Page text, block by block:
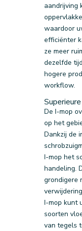
aandrijving
waardoor
efficiënter
ze meer
dezelfde
hogere
workflow.
De I-mop
op het
Dankzij de
I-mop het
handeling.
grondigere
I-mop kunt
soorten
van tegels